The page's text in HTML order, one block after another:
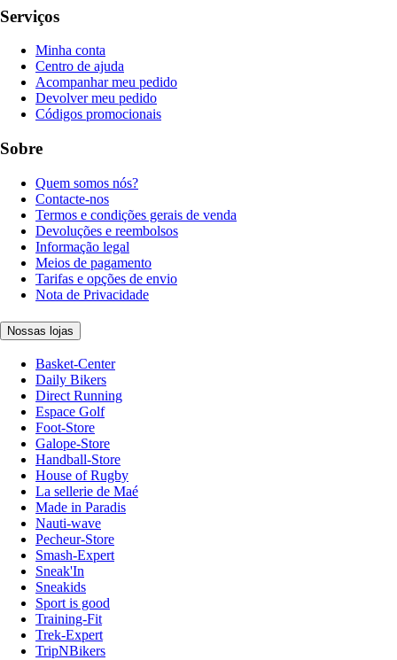
Serviços
Minha conta
Centro de ajuda
Acompanhar meu pedido
Devolver meu pedido
Códigos promocionais
Sobre
Quem somos nós?
Contacte-nos
Termos e condições gerais de venda
Devoluções e reembolsos
Informação legal
Meios de pagamento
Tarifas e opções de envio
Nota de Privacidade
Nossas lojas
Basket-Center
Daily Bikers
Direct Running
Espace Golf
Foot-Store
Galope-Store
Handball-Store
House of Rugby
La sellerie de Maé
Made in Paradis
Nauti-wave
Pecheur-Store
Smash-Expert
Sneak'In
Sneakids
Sport is good
Training-Fit
Trek-Expert
TripNBikers